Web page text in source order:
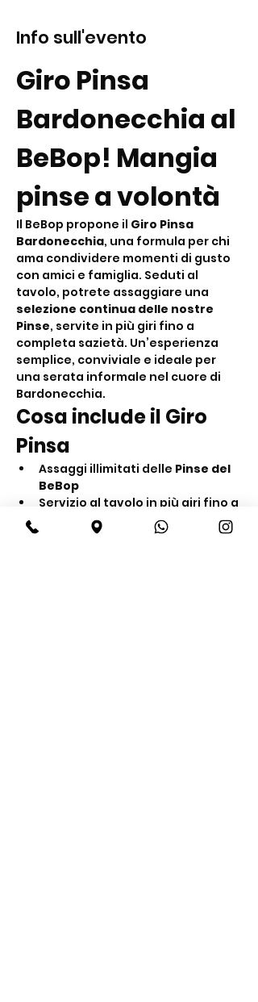
Info sull'evento
Giro Pinsa
Bardonecchia al
BeBop! Mangia
pinse a volontà
Il BeBop propone il Giro Pinsa
Bardonecchia, una formula per chi
ama condividere momenti di gusto
con amici e famiglia. Seduti al
tavolo, potrete assaggiare una
selezione continua delle nostre
Pinse, servite in più giri fino a
completa sazietà. Un’esperienza
semplice, conviviale e ideale per
una serata informale nel cuore di
Bardonecchia.
Cosa include il Giro
Pinsa
Assaggi illimitati delle Pinse del
BeBop
Servizio al tavolo in più giri fino a
Acqua inclusa